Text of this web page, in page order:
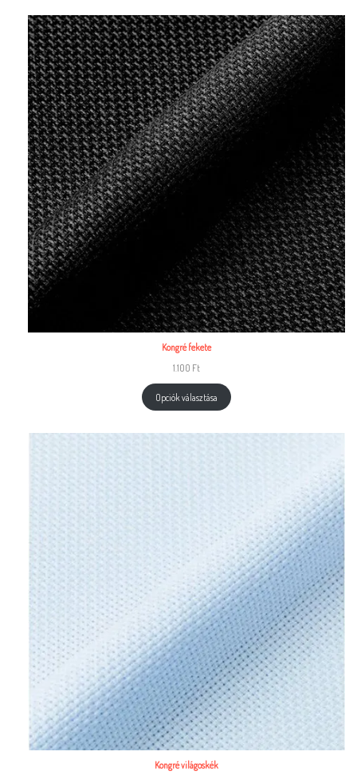
Kongré fekete
1.100 Ft
Opciók választása
Kongré világoskék